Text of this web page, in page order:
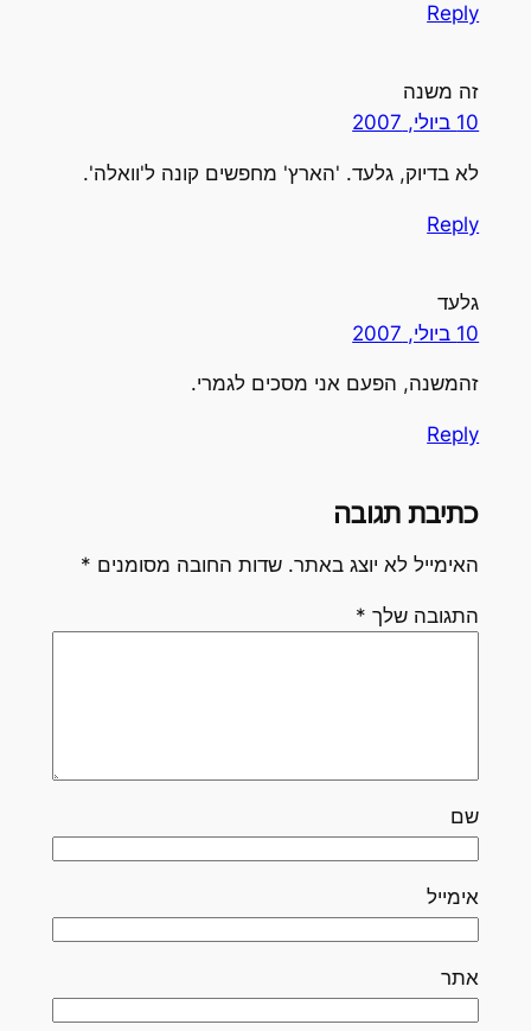
Reply
זה משנה
10 ביולי, 2007
לא בדיוק, גלעד. 'הארץ' מחפשים קונה ל'וואלה'.
Reply
גלעד
10 ביולי, 2007
זהמשנה, הפעם אני מסכים לגמרי.
Reply
כתיבת תגובה
האימייל לא יוצג באתר. שדות החובה מסומנים *
התגובה שלך *
שם
אימייל
אתר